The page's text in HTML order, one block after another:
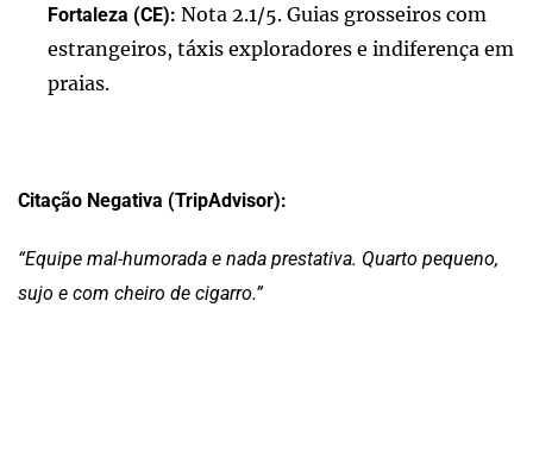
Fortaleza (CE): Nota 2.1/5. Guias grosseiros com
estrangeiros, táxis exploradores e indiferença em
praias.
Citação Negativa (TripAdvisor):
“Equipe mal-humorada e nada prestativa. Quarto pequeno,
sujo e com cheiro de cigarro.”